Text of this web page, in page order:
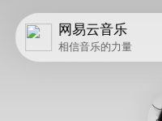
网易云音乐
相信音乐的力量